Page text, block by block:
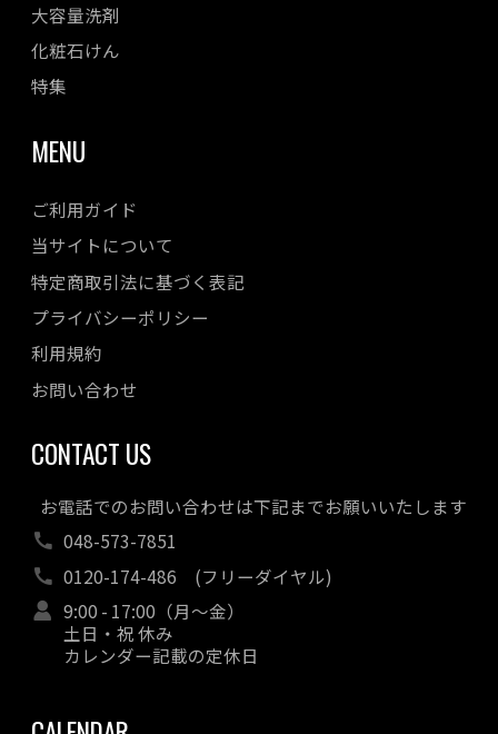
大容量洗剤
化粧石けん
特集
MENU
ご利用ガイド
当サイトについて
特定商取引法に基づく表記
プライバシーポリシー
利用規約
お問い合わせ
CONTACT US
お電話でのお問い合わせは下記までお願いいたします
048-573-7851
0120-174-486 (フリーダイヤル)
9:00 - 17:00（月～金）
土日・祝 休み
カレンダー記載の定休日